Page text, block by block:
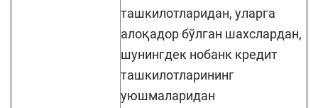
ташкилотларидан, уларга
алоқадор бўлган шахслардан,
шунингдек нобанк кредит
ташкилотларининг
уюшмаларидан